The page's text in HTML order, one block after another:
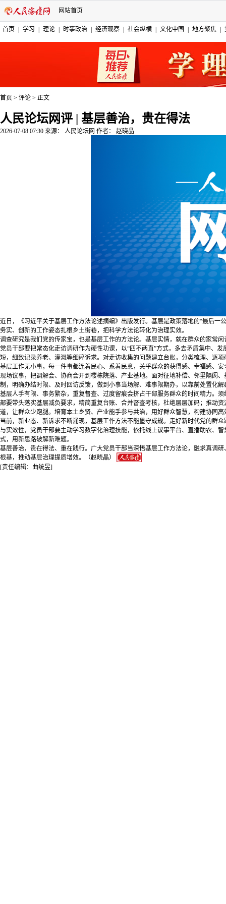
网站首页
首页 学习 理论 时事政治 经济观察 社会纵横 文化中国 地方聚焦
首页 > 评论 > 正文
人民论坛网评 | 基层善治，贵在得法
2026-07-08 07:30 来源： 人民论坛网 作者： 赵晓晶
近日，《习近平关于基层工作方法论述摘编》出版发行。基层是政策落地的“最后
务实、创新的工作姿态扎根乡土街巷，把科学方法论转化为治理实效。
调查研究是我们党的传家宝，也是基层工作的方法论。基层实情，就在群众的家常
党员干部要把常态化走访调研作为硬性功课，以“四不两直”方式，多去矛盾集中、
短，细致记录养老、灌溉等细碎诉求。对走访收集的问题建立台账，分类梳理、逐
基层工作无小事，每一件事都连着民心、系着民意，关乎群众的获得感、幸福感、
现场议事，把调解会、协商会开到楼栋院落、产业基地。面对征地补偿、邻里隔阂
制，明确办结时限、及时回访反馈，做到小事当场解、难事限期办，以靠前处置化解
基层人手有限、事务繁杂，重复督查、过度留痕会挤占干部服务群众的时间精力。
部要带头落实基层减负要求，精简重复台账、合并督查考核，杜绝层层加码；推动
道，让群众少跑腿。培育本土乡贤、产业能手参与共治，用好群众智慧，构建协同
当前，新业态、新诉求不断涌现，基层工作方法不能墨守成规。走好新时代党的群
与实效性，党员干部要主动学习数字化治理技能，依托线上议事平台、直播助农、
式，用新思路破解新难题。
基层善治，贵在得法、重在践行。广大党员干部当深悟基层工作方法论，融求真调
根基，推动基层治理提质增效。（赵晓晶）
[责任编辑：曲统昱]